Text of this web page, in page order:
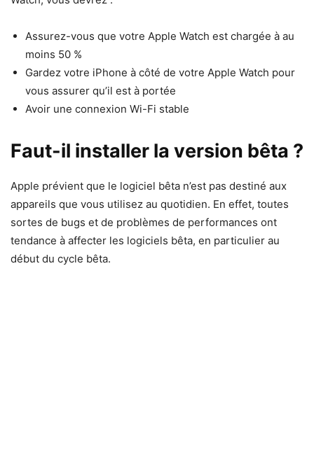
Assurez-vous que votre Apple Watch est chargée à au
moins 50 %
Gardez votre iPhone à côté de votre Apple Watch pour
vous assurer qu’il est à portée
Avoir une connexion Wi-Fi stable
Faut-il installer la version bêta ?
Apple prévient que le logiciel bêta n’est pas destiné aux
appareils que vous utilisez au quotidien. En effet, toutes
sortes de bugs et de problèmes de performances ont
tendance à affecter les logiciels bêta, en particulier au
début du cycle bêta.